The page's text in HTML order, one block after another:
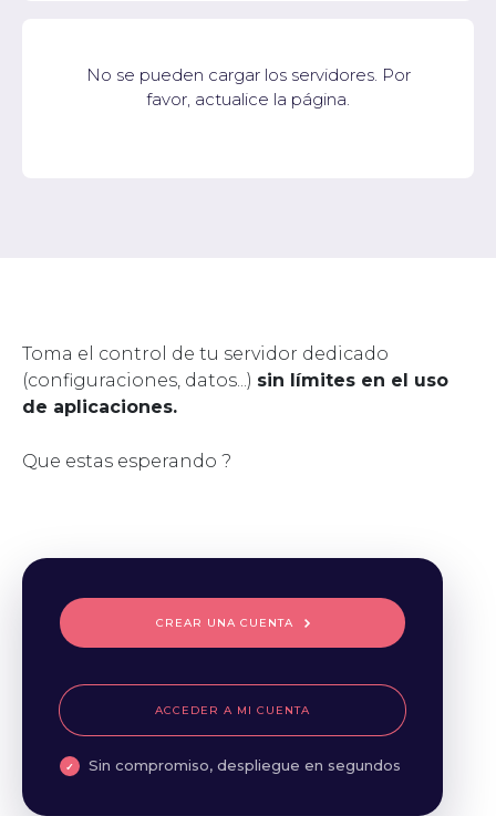
No se pueden cargar los servidores. Por
favor, actualice la página.
Toma el control de tu servidor dedicado
(configuraciones, datos...) sin límites en el uso
de aplicaciones.
Que estas esperando ?
CREAR UNA CUENTA
ACCEDER A MI CUENTA
Sin compromiso, despliegue en segundos